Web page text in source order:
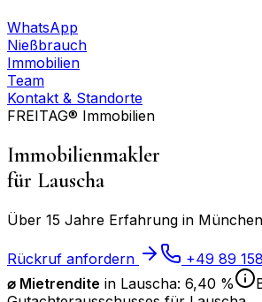
WhatsApp
Nießbrauch
Immobilien
Team
Kontakt & Standorte
FREITAG® Immobilien
Immobilienmakler
für Lauscha
Über 15 Jahre Erfahrung in
Rückruf anfordern
+49 89
⌀ Mietrendite in Lauscha: 6,40 %